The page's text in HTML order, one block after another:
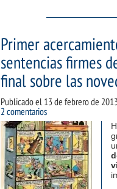
Primer
sentencias firmes
final sobre las
Publicado el 13 de febrero de
2 comentarios